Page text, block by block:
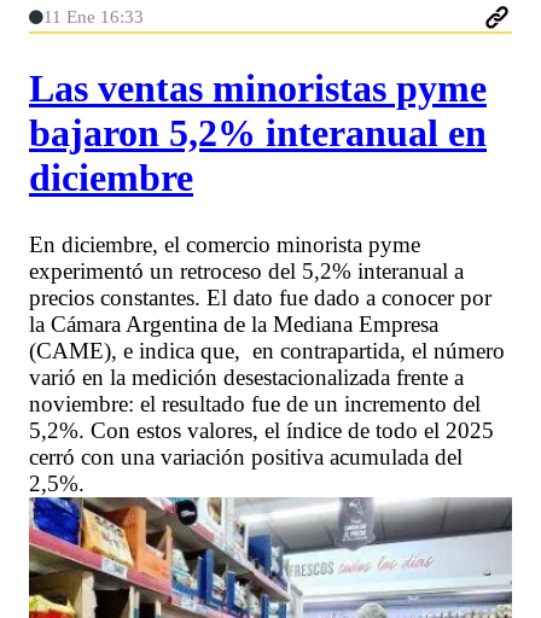
11 Ene 16:33
Las ventas minoristas pyme
bajaron 5,2% interanual en
diciembre
En diciembre, el comercio minorista pyme
experimentó un retroceso del 5,2% interanual a
precios constantes. El dato fue dado a conocer por
la Cámara Argentina de la Mediana Empresa
(CAME), e indica que, en contrapartida, el número
varió en la medición desestacionalizada frente a
noviembre: el resultado fue de un incremento del
5,2%. Con estos valores, el índice de todo el 2025
cerró con una variación positiva acumulada del
2,5%.